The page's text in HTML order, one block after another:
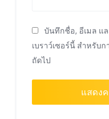
บันทึกชื่อ, อีเมล แ
เบราว์เซอร์นี้ สำหรับ
ถัดไป